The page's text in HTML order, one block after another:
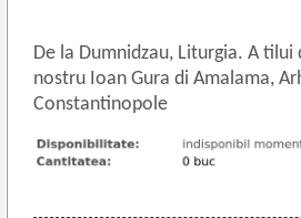
De la Dumnidzau, Liturgia. A
nostru Ioan Gura di Amalama,
Constantinopole